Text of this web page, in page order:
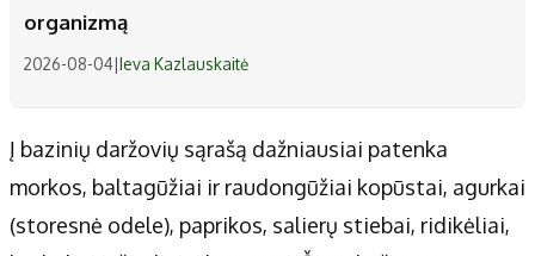
organizmą
2026-08-04|Ieva Kazlauskaitė
Į bazinių daržovių sąrašą dažniausiai patenka
morkos, baltagūžiai ir raudongūžiai kopūstai, agurkai
(storesnė odele), paprikos, salierų stiebai, ridikėliai,